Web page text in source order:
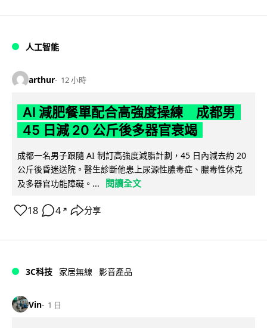
人工智能
arthur 12 小時
AI 減肥餐單配合高強度操練 成都男
45 日減 20 公斤後多器官衰竭
成都一名男子跟隨 AI 制訂高強度減脂計劃，45 日內減去約 20
公斤後昏迷送院。醫生診斷他患上尿源性膿毒症、膿毒性休克
及多器官功能障礙。...
閱讀全文
18 4 ↗ 分享
3C科技 家居無線 影音產品
Vin 1 日